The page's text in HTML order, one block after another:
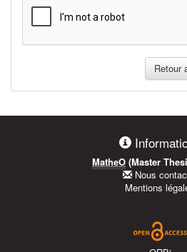
Retour
MatheO (Master
Nous
Mentions